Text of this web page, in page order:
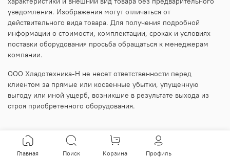
уведомления. Изображения могут отличаться от
действительного вида товара. Для получения подробной
информации о стоимости, комплектации, сроках и условиях
поставки оборудования просьба обращаться к менеджерам
компании.
ООО Хладотехника-Н не несет ответственности перед
клиентом за прямые или косвенные убытки, упущенную
выгоду или иной ущерб, возникшие в результате выхода из
строя приобретенного оборудования.
Главная Поиск Корзина Профиль